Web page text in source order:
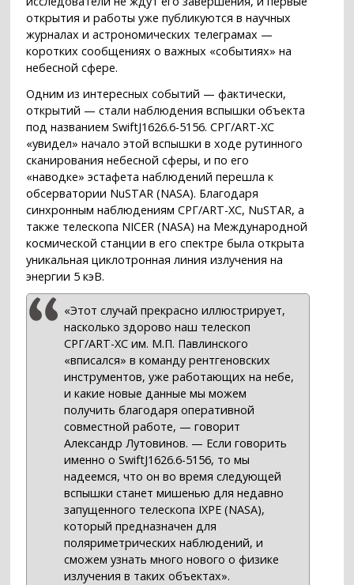
открытия и работы уже публикуются в научных
журналах и астрономических телеграмах —
коротких сообщениях о важных «событиях» на
небесной сфере.
Одним из интересных событий — фактически,
открытий — стали наблюдения вспышки объекта
под названием SwiftJ1626.6-5156. СРГ/ART-XC
«увидел» начало этой вспышки в ходе рутинного
сканирования небесной сферы, и по его
«наводке» эстафета наблюдений перешла к
обсерватории NuSTAR (NASA). Благодаря
синхронным наблюдениям СРГ/ART-XC, NuSTAR, а
также телескопа NICER (NASA) на Международной
космической станции в его спектре была открыта
уникальная циклотронная линия излучения на
энергии 5 кэВ.
«Этот случай прекрасно иллюстрирует,
насколько здорово наш телескоп
СРГ/ART-XC им. М.П. Павлинского
«вписался» в команду рентгеновских
инструментов, уже работающих на небе,
и какие новые данные мы можем
получить благодаря оперативной
совместной работе, — говорит
Александр Лутовинов. — Если говорить
именно о SwiftJ1626.6-5156, то мы
надеемся, что он во время следующей
вспышки станет мишенью для недавно
запущенного телескопа IXPE (NASA),
который предназначен для
поляриметрических наблюдений, и
сможем узнать много нового о физике
излучения в таких объектах».